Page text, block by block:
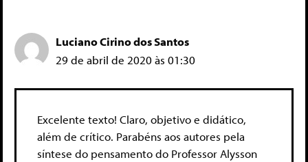
Luciano Cirino dos Santos
29 de abril de 2020 às 01:30
Excelente texto! Claro, objetivo e didático,
além de crítico. Parabéns aos autores pela
síntese do pensamento do Professor Alysson